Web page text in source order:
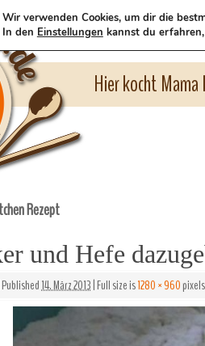
Hier kocht
Rezept
und Hefe
Published14. März 2013|Full size is1280 × 960pixels
Wir verwenden Cookies, um dir die
In den Einstellungen kannst du